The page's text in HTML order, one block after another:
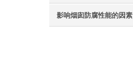
影响烟囱防腐性能的因素